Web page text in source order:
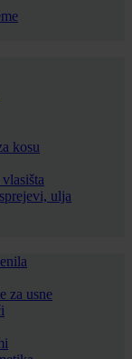
kosu
ulja
za usne